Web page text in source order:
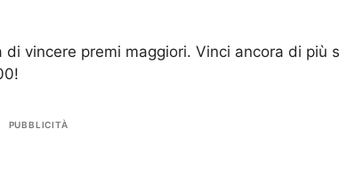
vincere premi maggiori. Vinci ancora di più
PUBBLICITÀ